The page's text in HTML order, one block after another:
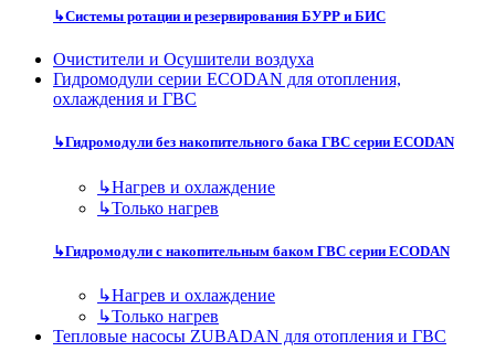
↳Системы ротации и резервирования БУРР и БИС
Очистители и Осушители воздуха
Гидромодули серии ECODAN для отопления,
охлаждения и ГВС
↳Гидромодули без накопительного бака ГВС серии ECODAN
↳Нагрев и охлаждение
↳Только нагрев
↳Гидромодули с накопительным баком ГВС серии ECODAN
↳Нагрев и охлаждение
↳Только нагрев
Тепловые насосы ZUBADAN для отопления и ГВС